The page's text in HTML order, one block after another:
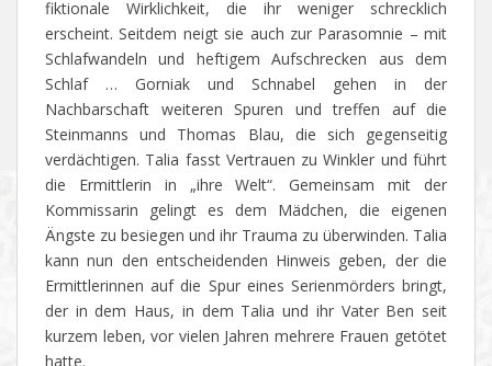
fiktionale Wirklichkeit, die ihr weniger schrecklich
erscheint. Seitdem neigt sie auch zur Parasomnie – mit
Schlafwandeln und heftigem Aufschrecken aus dem
Schlaf … Gorniak und Schnabel gehen in der
Nachbarschaft weiteren Spuren und treffen auf die
Steinmanns und Thomas Blau, die sich gegenseitig
verdächtigen. Talia fasst Vertrauen zu Winkler und führt
die Ermittlerin in „ihre Welt“. Gemeinsam mit der
Kommissarin gelingt es dem Mädchen, die eigenen
Ängste zu besiegen und ihr Trauma zu überwinden. Talia
kann nun den entscheidenden Hinweis geben, der die
Ermittlerinnen auf die Spur eines Serienmörders bringt,
der in dem Haus, in dem Talia und ihr Vater Ben seit
kurzem leben, vor vielen Jahren mehrere Frauen getötet
hatte.